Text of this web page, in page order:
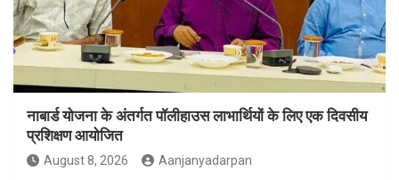
नाबार्ड योजना के अंतर्गत पॉलीहाउस लाभार्थियों के लिए एक दिवसीय
प्रशिक्षण आयोजित
August 8, 2026 Aanjanyadarpan